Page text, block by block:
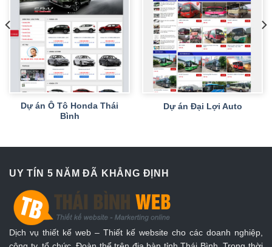
Dự án Ô Tô Honda Thái
Bình
Dự án Đại Lợi Auto
UY TÍN 5 NĂM ĐÃ KHẲNG ĐỊNH
Dịch vụ thiết kế web – Thiết kế website cho các doanh nghiệp,